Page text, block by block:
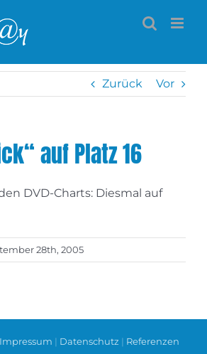
Zurück Vor
auf Platz 16
DVD-Charts: Diesmal auf
28th, 2005
Impressum | Datenschutz | Referenzen